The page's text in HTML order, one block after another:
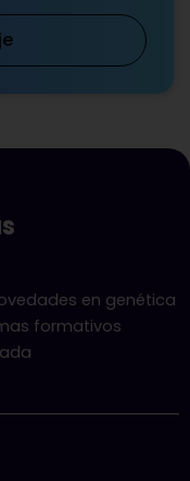
en genética
formativos